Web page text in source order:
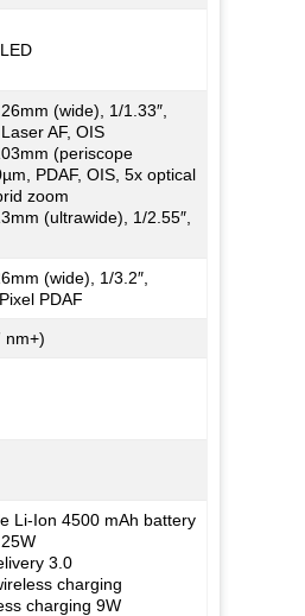
(wide), 1/1.33″,
AF, OIS
(periscope
PDAF, OIS, 5x optical
zoom
(ultrawide), 1/2.55″,
(wide), 1/3.2″,
PDAF
nm+)
Li-Ion 4500 mAh battery
3.0
charging
charging 9W